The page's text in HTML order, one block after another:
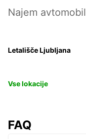
Najem
Letališče Ljubljana
Vse lokacije
FAQ